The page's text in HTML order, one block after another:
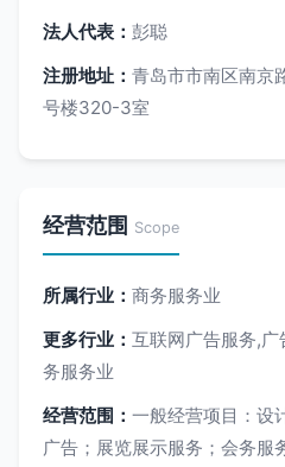
法人代表： 彭聪
注册地址： 青岛市市南区南京
号楼320-3室
经营范围 Scope
所属行业： 商务服务业
更多行业： 互联网广告服务,
务服务业
经营范围： 一般经营项目：设
广告；展览展示服务；会务服